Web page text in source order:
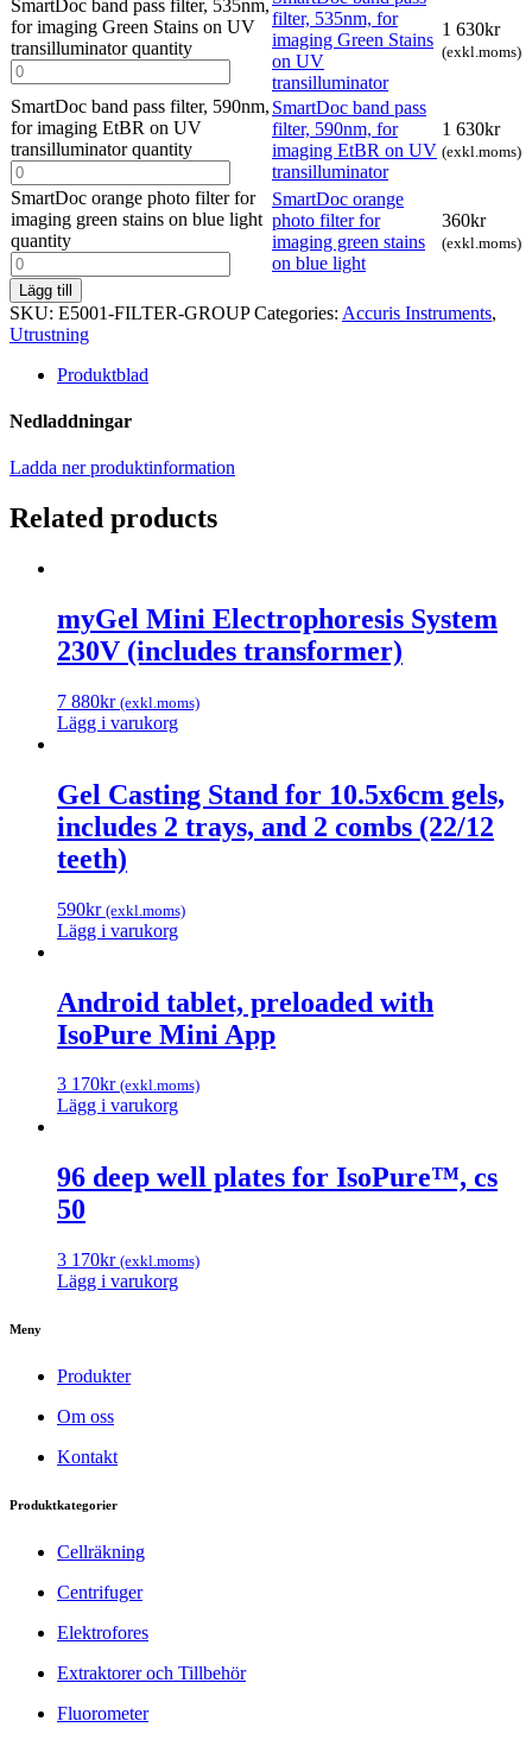
SmartDoc band pass filter, 535nm,
for imaging Green Stains on UV
transilluminator quantity
filter, 535nm, for
imaging Green Stains
on UV
transilluminator
1 630kr
(exkl.moms)
SmartDoc band pass filter, 590nm,
for imaging EtBR on UV
transilluminator quantity
SmartDoc band pass
filter, 590nm, for
imaging EtBR on UV
transilluminator
1 630kr
(exkl.moms)
SmartDoc orange photo filter for
imaging green stains on blue light
quantity
SmartDoc orange
photo filter for
imaging green stains
on blue light
360kr
(exkl.moms)
Lägg till
SKU: E5001-FILTER-GROUP Categories: Accuris Instruments,
Utrustning
Produktblad
Nedladdningar
Ladda ner produktinformation
Related products
myGel Mini Electrophoresis System
230V (includes transformer)
7 880kr (exkl.moms)
Lägg i varukorg
Gel Casting Stand for 10.5x6cm gels,
includes 2 trays, and 2 combs (22/12
teeth)
590kr (exkl.moms)
Lägg i varukorg
Android tablet, preloaded with
IsoPure Mini App
3 170kr (exkl.moms)
Lägg i varukorg
96 deep well plates for IsoPure™, cs
50
3 170kr (exkl.moms)
Lägg i varukorg
Meny
Produkter
Om oss
Kontakt
Produktkategorier
Cellräkning
Centrifuger
Elektrofores
Extraktorer och Tillbehör
Fluorometer